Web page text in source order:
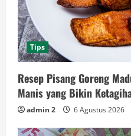
Tips
Resep Pisang Goreng
Manis yang Bikin
admin 2 6 Agustus 2026